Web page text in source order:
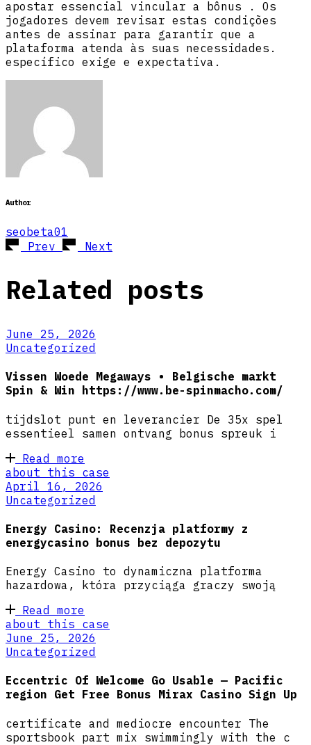
apostar essencial vincular a bônus . Os
jogadores devem revisar estas condições
antes de assinar para garantir que a
plataforma atenda às suas necessidades.
específico exige e expectativa.
Author
seobeta01
Prev
Next
Related posts
June 25, 2026
Uncategorized
Vissen Woede Megaways • Belgische markt
Spin & Win https://www.be-spinmacho.com/
tijdslot punt en leverancier De 35x spel
essentieel samen ontvang bonus spreuk i
Read more
about this case
April 16, 2026
Uncategorized
Energy Casino: Recenzja platformy z
energycasino bonus bez depozytu
Energy Casino to dynamiczna platforma
hazardowa, która przyciąga graczy swoją
Read more
about this case
June 25, 2026
Uncategorized
Eccentric Of Welcome Go Usable — Pacific
region Get Free Bonus Mirax Casino Sign Up
certificate and mediocre encounter The
sportsbook part mix swimmingly with the c